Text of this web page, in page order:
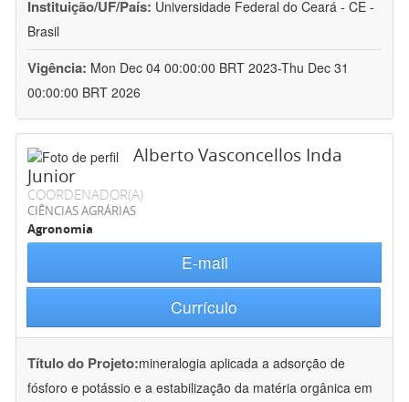
Instituição/UF/País: Universidade Federal do Ceará - CE -
Brasil
Vigência: Mon Dec 04 00:00:00 BRT 2023-Thu Dec 31
00:00:00 BRT 2026
Alberto Vasconcellos Inda
Junior
COORDENADOR(A)
CIÊNCIAS AGRÁRIAS
Agronomia
E-mail
Currículo
Título do Projeto:mineralogia aplicada a adsorção de
fósforo e potássio e a estabilização da matéria orgânica em